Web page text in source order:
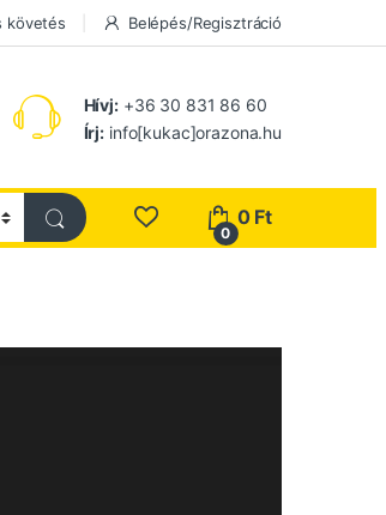
követés Belépés/Regisztráció
Hívj:+36 30 831 86 60
Írj: info[kukac]orazona.hu
0
0 Ft